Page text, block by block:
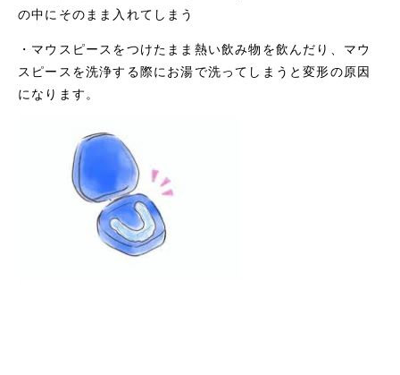
の中にそのまま入れてしまう
・マウスピースをつけたまま熱い飲み物を飲んだり、マウ
スピースを洗浄する際にお湯で洗ってしまうと変形の原因
になります。